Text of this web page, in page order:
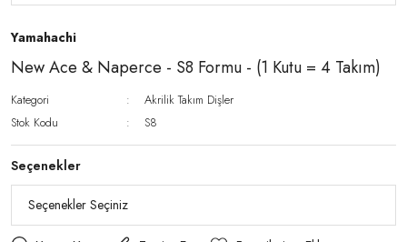
Yamahachi
New Ace & Naperce - S8 Formu - (1 Kutu = 4 Takım)
Kategori
Akrilik Takım Dişler
Stok Kodu
S8
Seçenekler